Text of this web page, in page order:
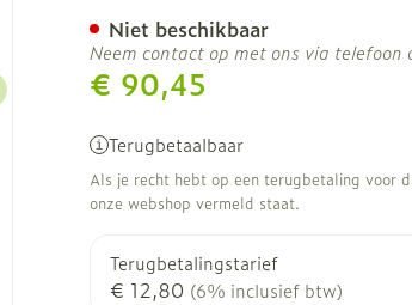
€ 90,45
Terugbetaalbaar
Als je recht hebt op een terugbetaling voor
onze webshop vermeld staat.
Terugbetalingstarief
€ 12,80 (6% inclusief btw)
Niet beschikbaar
Neem contact op met ons via